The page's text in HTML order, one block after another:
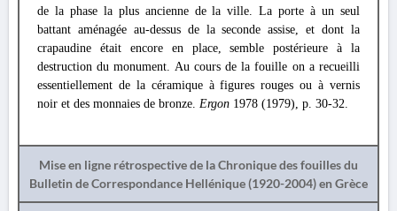
de la phase la plus ancienne de la ville. La porte à un seul
battant aménagée au-dessus de la seconde assise, et dont la
crapaudine était encore en place, semble postérieure à la
destruction du monument. Au cours de la fouille on a recueilli
essentiellement de la céramique à figures rouges ou à vernis
noir et des monnaies de bronze. Ergon 1978 (1979), p. 30-32.
Mise en ligne rétrospective de la Chronique des fouilles du
Bulletin de Correspondance Hellénique (1920-2004) en Grèce